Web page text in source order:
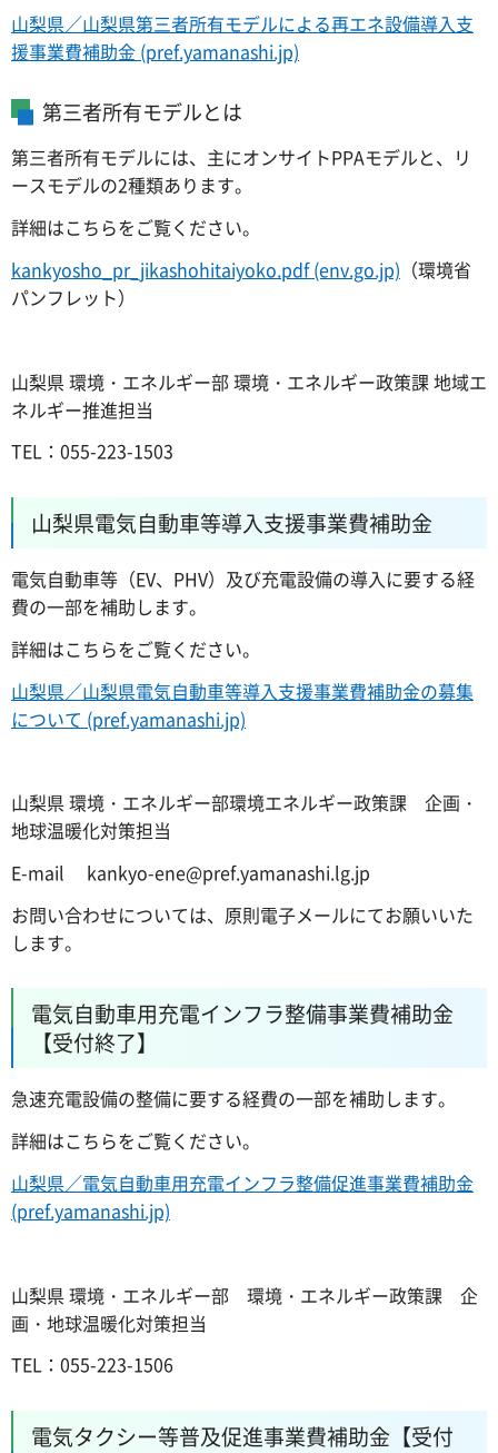
山梨県／山梨県第三者所有モデルによる再エネ設備導入支
援事業費補助金 (pref.yamanashi.jp)
第三者所有モデルとは
第三者所有モデルには、主にオンサイトPPAモデルと、リ
ースモデルの2種類あります。
詳細はこちらをご覧ください。
kankyosho_pr_jikashohitaiyoko.pdf (env.go.jp) （環境省
パンフレット）
山梨県 環境・エネルギー部 環境・エネルギー政策課 地域エ
ネルギー推進担当
TEL：055-223-1503
山梨県電気自動車等導入支援事業費補助金
電気自動車等（EV、PHV）及び充電設備の導入に要する経
費の一部を補助します。
詳細はこちらをご覧ください。
山梨県／山梨県電気自動車等導入支援事業費補助金の募集
について (pref.yamanashi.jp)
山梨県 環境・エネルギー部環境エネルギー政策課 企画・
地球温暖化対策担当
E-mail kankyo-ene@pref.yamanashi.lg.jp
お問い合わせについては、原則電子メールにてお願いいた
します。
電気自動車用充電インフラ整備事業費補助金
【受付終了】
急速充電設備の整備に要する経費の一部を補助します。
詳細はこちらをご覧ください。
山梨県／電気自動車用充電インフラ整備促進事業費補助金
(pref.yamanashi.jp)
山梨県 環境・エネルギー部 環境・エネルギー政策課 企
画・地球温暖化対策担当
TEL：055-223-1506
電気タクシー等普及促進事業費補助金【受付